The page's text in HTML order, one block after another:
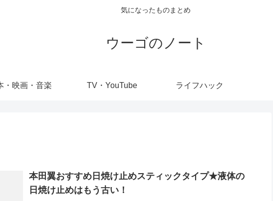
気になったものまとめ
ウーゴのノート
・映画・音楽 TV・YouTube ライフハック
本田翼おすすめ日焼け止めスティックタイプ★液体の
日焼け止めはもう古い！